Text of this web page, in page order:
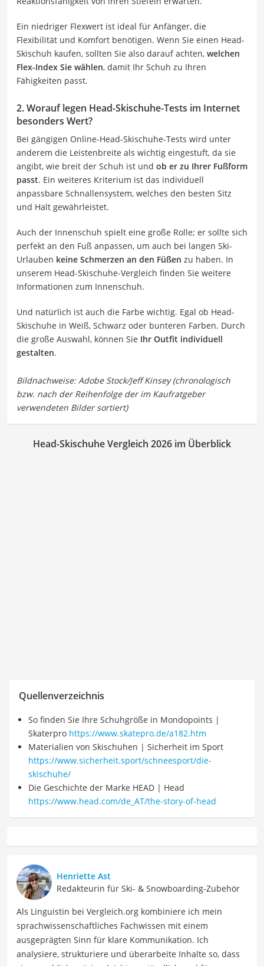
Ein niedriger Flexwert ist ideal für Anfänger, die
Flexibilität und Komfort benötigen. Wenn Sie einen Head-
Skischuh kaufen, sollten Sie also darauf achten, welchen
Flex-Index Sie wählen, damit Ihr Schuh zu Ihren
Fähigkeiten passt.
2. Worauf legen Head-Skischuhe-Tests im Internet
besonders Wert?
Bei gängigen Online-Head-Skischuhe-Tests wird unter
anderem die Leistenbreite als wichtig eingestuft, da sie
angibt, wie breit der Schuh ist und ob er zu Ihrer Fußform
passt. Ein weiteres Kriterium ist das individuell
anpassbare Schnallensystem, welches den besten Sitz
und Halt gewährleistet.
Auch der Innenschuh spielt eine große Rolle; er sollte sich
perfekt an den Fuß anpassen, um auch bei langen Ski-
Urlauben keine Schmerzen an den Füßen zu haben. In
unserem Head-Skischuhe-Vergleich finden Sie weitere
Informationen zum Innenschuh.
Und natürlich ist auch die Farbe wichtig. Egal ob Head-
Skischuhe in Weiß, Schwarz oder bunteren Farben. Durch
die große Auswahl, können Sie Ihr Outfit individuell
gestalten.
Head-Skischuhe Vergleich 2026 im Überblick
Quellenverzeichnis
So finden Sie Ihre Schuhgröße in Mondopoints |
Skaterpro https://www.skatepro.de/a182.htm
Materialien von Skischuhen | Sicherheit im Sport
https://www.sicherheit.sport/schneesport/die-
skischuhe/
Die Geschichte der Marke HEAD | Head
https://www.head.com/de_AT/the-story-of-head
Henriette Ast
Redakteurin für Ski- & Snowboarding-Zubehör
Als Linguistin bei Vergleich.org kombiniere ich mein
sprachwissenschaftliches Fachwissen mit einem
ausgeprägten Sinn für klare Kommunikation. Ich
analysiere, strukturiere und überarbeite Inhalte so, dass